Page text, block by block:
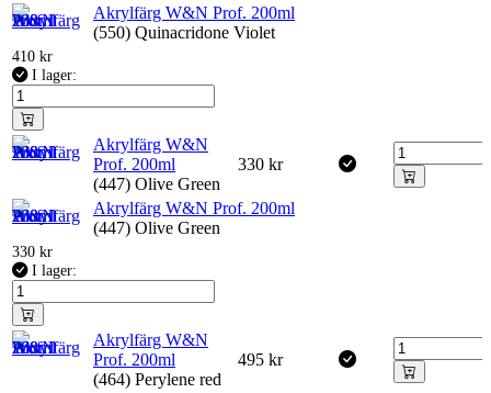
Akrylfärg W&N Prof. 200ml
(550) Quinacridone Violet
410 kr
I lager:
Akrylfärg W&N
Prof. 200ml
(447) Olive Green
330 kr
Akrylfärg W&N Prof. 200ml
(447) Olive Green
330 kr
I lager:
Akrylfärg W&N
Prof. 200ml
(464) Perylene red
495 kr